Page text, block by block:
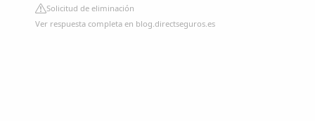
Solicitud de eliminación
Ver respuesta completa en blog.directseguros.es